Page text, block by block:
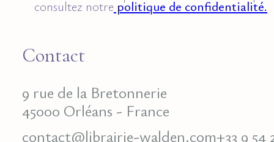
consultez notre politique de confidentialité.
Contact
9 rue de la Bretonnerie
45000 Orléans - France
contact@librairie-walden.com+33 9 54